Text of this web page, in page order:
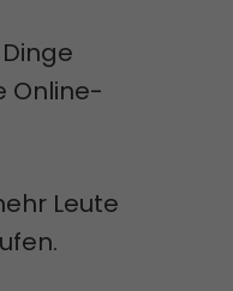
Online-
Leute